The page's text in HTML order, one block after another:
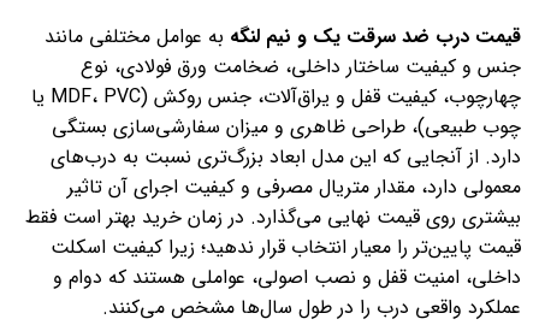
قیمت درب ضد سرقت یک و نیم لنگه به عوامل مختلفی مانند
جنس و کیفیت ساختار داخلی، ضخامت ورق فولادی، نوع
چهارچوب، کیفیت قفل و یراق‌آلات، جنس روکش (MDF، PVC یا
چوب طبیعی)، طراحی ظاهری و میزان سفارشی‌سازی بستگی
دارد. از آنجایی که این مدل ابعاد بزرگ‌تری نسبت به درب‌های
معمولی دارد، مقدار متریال مصرفی و کیفیت اجرای آن تاثیر
بیشتری روی قیمت نهایی می‌گذارد. در زمان خرید بهتر است فقط
قیمت پایین‌تر را معیار انتخاب قرار ندهید؛ زیرا کیفیت اسکلت
داخلی، امنیت قفل و نصب اصولی، عواملی هستند که دوام و
عملکرد واقعی درب را در طول سال‌ها مشخص می‌کنند.